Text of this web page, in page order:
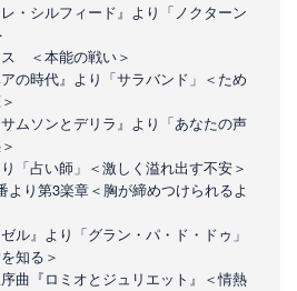
・シルフィード』より「ノクターン
＜本能の戦い＞
の時代』より「サラバンド」＜ため
ムソンとデリラ』より「あなたの声
「占い師」＜激しく溢れ出す不安＞
より第3楽章＜胸が締めつけられるよ
ル』より「グラン・パ・ド・ドゥ」
知る＞
曲『ロミオとジュリエット』＜情熱